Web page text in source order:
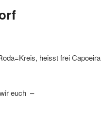
heisst frei Capoeira
euch –